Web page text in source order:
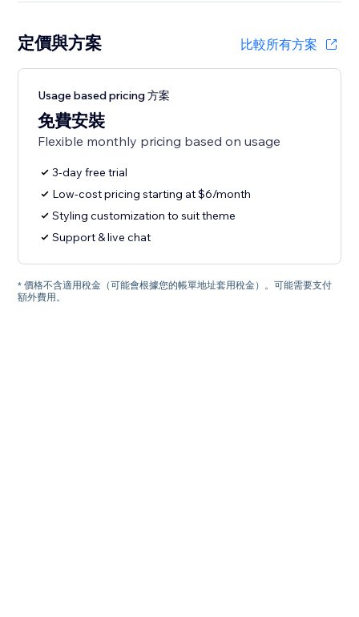
定價與方案 比較所有方案
Usage based pricing 方案
免費安裝
Flexible monthly pricing based on usage
3-day free trial
Low-cost pricing starting at $6/month
Styling customization to suit theme
Support & live chat
* 價格不含適用稅金（可能會根據您的帳單地址套用稅金）。可能需要支付
額外費用。